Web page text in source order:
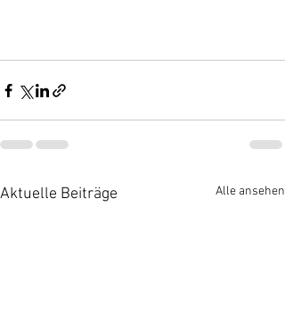
Aktuelle Beiträge Alle ansehen